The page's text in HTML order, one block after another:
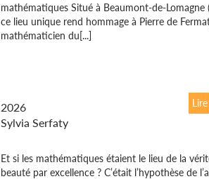
mathématiques Situé à Beaumont-de-Lomagne
ce lieu unique rend hommage à Pierre de
mathématicien du[...]
2026
Sylvia Serfaty
Et si les mathématiques étaient le lieu de la
beauté par excellence ? C’était l’hypothèse de
Lire